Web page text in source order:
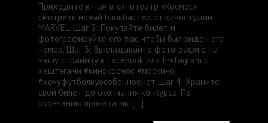
Приходите к нам в кинотеатр «Космос»
смотреть новый блокбастер от киностудии
MARVEL. Шаг 2: Покупайте билет и
фотографируйте его так, чтобы был виден его
номер. Шаг 3: Выкладывайте фотографию на
нашу страницу в Facebook или Instagram с
хештэгами #кинокосмос #москино
#хочуфутболкуособенноенот Шаг 4: Храните
свой билет до окончания конкурса. По
окончанию проката мы […]